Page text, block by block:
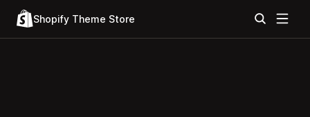
Shopify Theme Store